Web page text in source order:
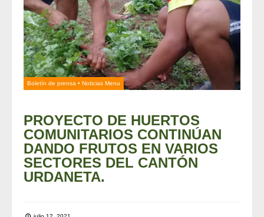
Boletín de prensa • Noticias Menu
PROYECTO DE HUERTOS
COMUNITARIOS CONTINÚAN
DANDO FRUTOS EN VARIOS
SECTORES DEL CANTÓN
URDANETA.